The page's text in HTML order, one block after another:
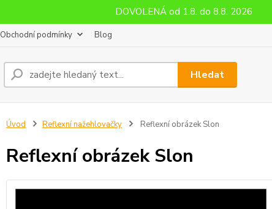
DOVOLENÁ od 1.8. do 8.8. 2026
Obchodní podmínky Blog
Hledat
Úvod Reflexní nažehlovačky Reflexní obrázek Slon
Reflexní obrázek Slon